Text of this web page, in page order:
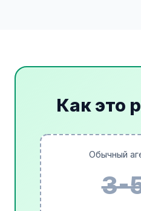
Как это
Обычный
3-